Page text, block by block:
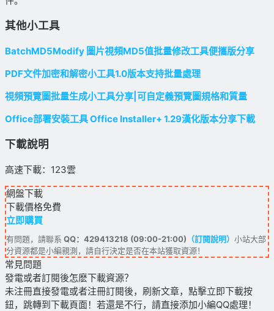
其他小工具
BatchMD5Modify 圖片視頻MD5值批量修改工具便攜版分享
PDF文件加密和解密小工具1.0版本支持批量處理
視頻預覽圖批量生成小工具分享|可自定義預覽圖規格和質量
Office部署安裝工具 Office Installer+ 1.29漢化版本分享下載
下載說明
高速下載：123雲
網盤下載
下載價格免費
立即購買
有問題，請聯系 QQ：429413218 (09:00-21:00) （訂閱說明） 小站大部
分資源都是小編親測，請自行決定是否在本站獲取資源！
常見問題
發電或者訂閱後怎麽下載資源？
未注冊直接發電或者注冊訂閱後，刷新文章，點擊立即下載按
鈕，跳轉到下載頁面！若還是不行，請直接添加小編QQ處理！